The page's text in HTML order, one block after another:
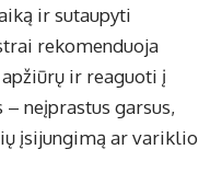
ir sutaupyti
rekomenduoja
ir reaguoti į
neįprastus garsus,
įsijungimą ar variklio